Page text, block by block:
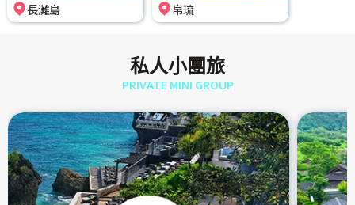
長灘島 帛琉
私人小團旅
PRIVATE MINI GROUP